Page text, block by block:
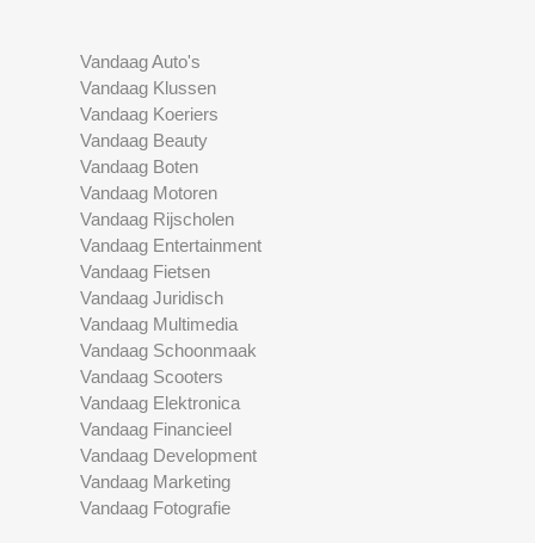
Vandaag Auto's
Vandaag Klussen
Vandaag Koeriers
Vandaag Beauty
Vandaag Boten
Vandaag Motoren
Vandaag Rijscholen
Vandaag Entertainment
Vandaag Fietsen
Vandaag Juridisch
Vandaag Multimedia
Vandaag Schoonmaak
Vandaag Scooters
Vandaag Elektronica
Vandaag Financieel
Vandaag Development
Vandaag Marketing
Vandaag Fotografie